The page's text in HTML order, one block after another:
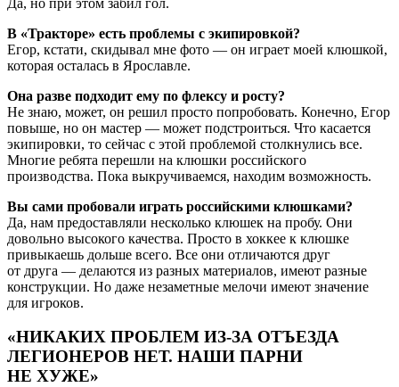
В «Тракторе» есть проблемы с экипировкой?
Егор, кстати, скидывал мне фото — он играет моей клюшкой,
которая осталась в Ярославле.
Она разве подходит ему по флексу и росту?
Не знаю, может, он решил просто попробовать. Конечно, Егор
повыше, но он мастер — может подстроиться. Что касается
экипировки, то сейчас с этой проблемой столкнулись все.
Многие ребята перешли на клюшки российского
производства. Пока выкручиваемся, находим возможность.
Вы сами пробовали играть российскими клюшками?
Да, нам предоставляли несколько клюшек на пробу. Они
довольно высокого качества. Просто в хоккее к клюшке
привыкаешь дольше всего. Все они отличаются друг
от друга — делаются из разных материалов, имеют разные
конструкции. Но даже незаметные мелочи имеют значение
для игроков.
«НИКАКИХ ПРОБЛЕМ ИЗ-ЗА ОТЪЕЗДА
ЛЕГИОНЕРОВ НЕТ. НАШИ ПАРНИ
НЕ ХУЖЕ»